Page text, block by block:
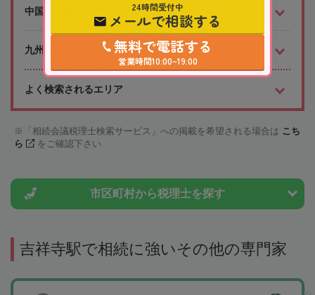
中国・四国
九州・沖縄
よく検索されるエリア
「相続会議税理士検索サービス」への掲載を希望される場合は こち
ら
をご確認下さい
市区町村から税理士を探す
吉祥寺駅で相続に強いその他の専門家
24時間受付中
メールで相談する
無料で電話する
営業時間10:00~19:00